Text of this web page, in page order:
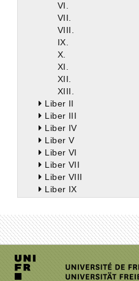
VI.
VII.
VIII.
IX.
X.
XI.
XII.
XIII.
Liber II
Liber III
Liber IV
Liber V
Liber VI
Liber VII
Liber VIII
Liber IX
Liber XI
Liber XII
Liber XIII
Liber XV